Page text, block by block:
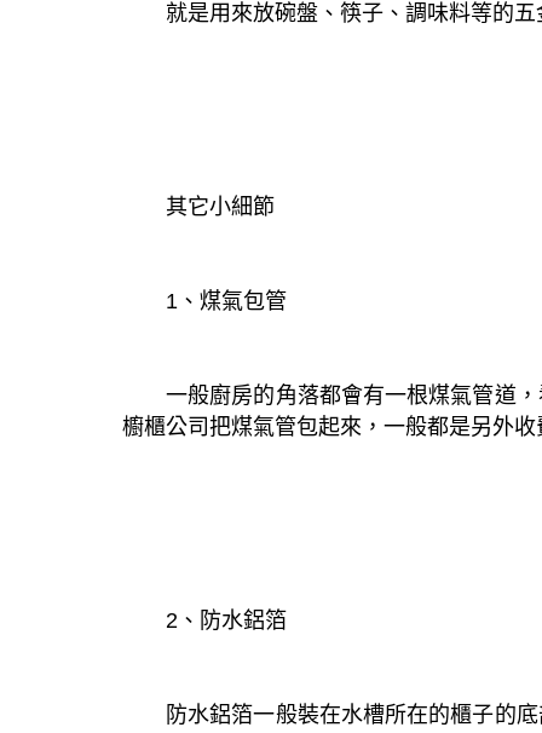
就是用來放碗盤、筷子、調味料等的
其它小細節
1、煤氣包管
一般廚房的角落都會有一根煤氣管道
櫥櫃公司把煤氣管包起來，一般都是另外
2、防水鋁箔
防水鋁箔一般裝在水槽所在的櫃子的